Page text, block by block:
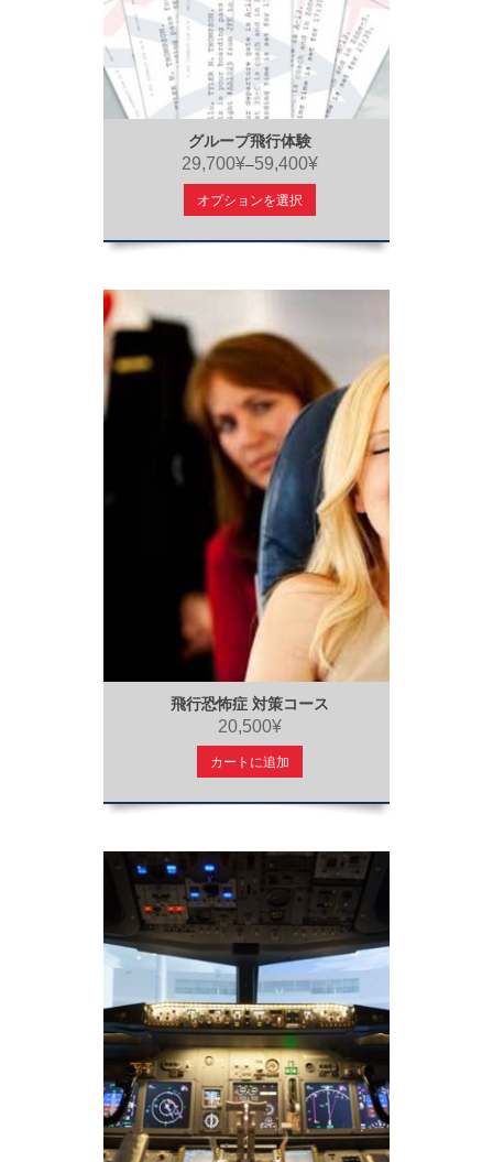
グループ飛行体験
29,700¥–59,400¥
オプションを選択
飛行恐怖症 対策コース
20,500¥
カートに追加